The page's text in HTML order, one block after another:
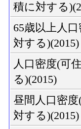
積に対する
65歳以上人
対する)(2015)
人口密度(可
る)(2015)
昼間人口密
対する)(2015)